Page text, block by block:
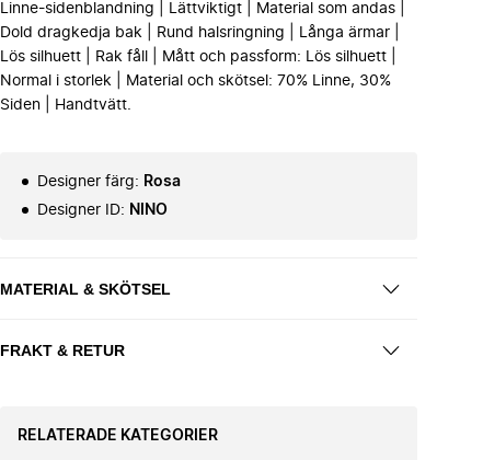
Linne-sidenblandning | Lättviktigt | Material som andas |
Dold dragkedja bak | Rund halsringning | Långa ärmar |
Lös silhuett | Rak fåll | Mått och passform: Lös silhuett |
Normal i storlek | Material och skötsel: 70% Linne, 30%
Siden | Handtvätt.
Designer färg: Rosa
Designer ID: NINO
MATERIAL & SKÖTSEL
FRAKT & RETUR
RELATERADE KATEGORIER